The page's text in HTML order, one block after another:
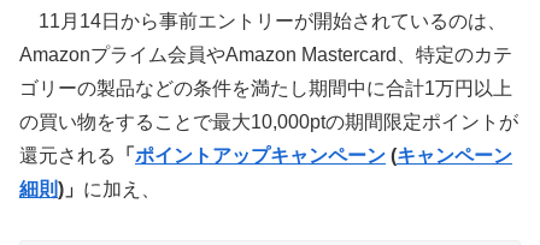
11月14日から事前エントリーが開始されているのは、
Amazonプライム会員やAmazon Mastercard、特定のカテ
ゴリーの製品などの条件を満たし期間中に合計1万円以上
の買い物をすることで最大10,000ptの期間限定ポイントが
還元される
「 ポイントアップキャンペーン (キャンペーン
細則)」 に加え、